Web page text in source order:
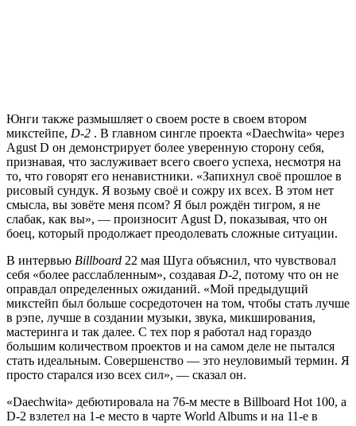
Юнги также размышляет о своем росте в своем втором
микстейпе, D-2 . В главном сингле проекта «Daechwita» через
Agust D он демонстрирует более уверенную сторону себя,
признавая, что заслуживает всего своего успеха, несмотря на
то, что говорят его ненавистники. «Запихнул своё прошлое в
рисовый сундук. Я возьму своё и сожру их всех. В этом нет
смысла, вы зовёте меня псом? Я был рождён тигром, я не
слабак, как вы», — произносит Agust D, показывая, что он
боец, который продолжает преодолевать сложные ситуации.
В интервью Billboard 22 мая Шуга объяснил, что чувствовал
себя «более расслабленным», создавая D-2, потому что он не
оправдал определенных ожиданий. «Мой предыдущий
микстейп был больше сосредоточен на том, чтобы стать лучше
в рэпе, лучше в создании музыки, звука, микширования,
мастеринга и так далее. С тех пор я работал над гораздо
большим количеством проектов и на самом деле не пытался
стать идеальным. Совершенство — это неуловимый термин. Я
просто старался изо всех сил», — сказал он.
«Daechwita» дебютировала на 76-м месте в Billboard Hot 100, а
D-2 взлетел на 1-е место в чарте World Albums и на 11-е в